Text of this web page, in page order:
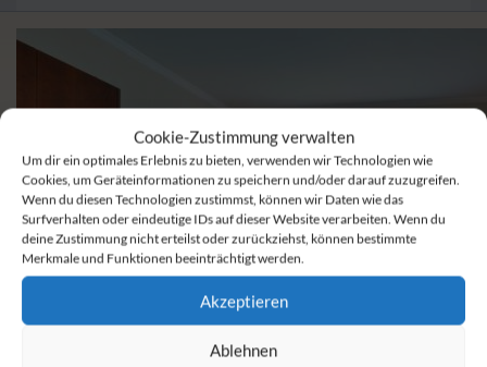
Cookie-Zustimmung verwalten
Um dir ein optimales Erlebnis zu bieten, verwenden wir Technologien wie
Cookies, um Geräteinformationen zu speichern und/oder darauf zuzugreifen.
Wenn du diesen Technologien zustimmst, können wir Daten wie das
Surfverhalten oder eindeutige IDs auf dieser Website verarbeiten. Wenn du
deine Zustimmung nicht erteilst oder zurückziehst, können bestimmte
Merkmale und Funktionen beeinträchtigt werden.
Akzeptieren
Ablehnen